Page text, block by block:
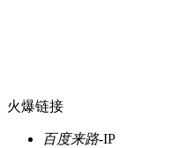
火爆链接
百度来路-IP